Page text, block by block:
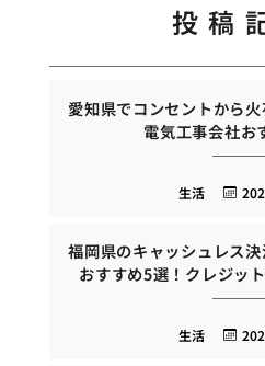
投稿
愛知県でコンセントから
電気工事会社お
生活
福岡県のキャッシュレス
おすすめ5選！クレジッ
生活